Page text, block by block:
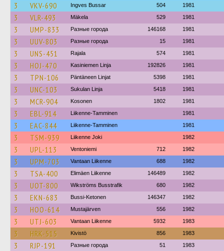
3 VKV-690 Ingves Bussar 504 1981
3 VLR-493 Mäkela 529 1981
3 UMP-833 Разные города 146168 1981
3 UUV-803 Разные города 15 1981
3 UNS-451 Rajala 574 1981
3 HOJ-470 Kasiniemen Linja 192826 1981
3 TPN-106 Päntäneen Linjat 5398 1981
3 UNC-103 Sukulan Linja 5418 1981
3 MCR-904 Kosonen 1802 1981
3 EBL-914 Liikenne-Tamminen 1981
3 EAC-844 Liikenne-Tamminen 1981
3 TSM-939 Liikenne Joki 1982
3 UPL-113 Ventoniemi 712 1982
3 UPM-703 Vantaan Liikenne 688 1982
3 TSA-400 Elimäen Liikenne 146489 1982
3 UOT-800 Wikströms Busstrafik 680 1982
3 EKN-683 Bussi-Ketonen 146347 1982
3 HOO-614 Mustajärven 556 1982
3 UTJ-603 Vantaan Liikenne 5932 1983
3 HRK-515 Kivistö 856 1983
3 RJP-191 Разные города 51 1983